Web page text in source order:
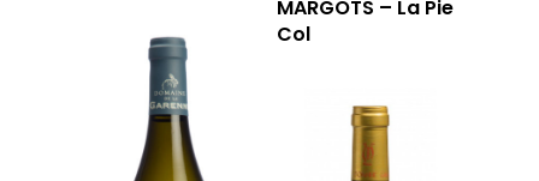
MARGOTS – La Pie
Col